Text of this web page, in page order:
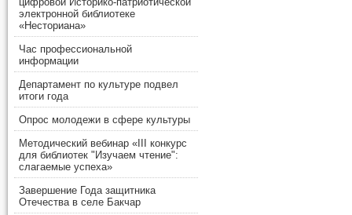
электронной библиотеке
«Несториана»
Час профессиональной
информации
Департамент по культуре подвел
итоги года
Опрос молодежи в сфере культуры
Методический вебинар «III конкурс
для библиотек "Изучаем чтение":
слагаемые успеха»
Завершение Года защитника
Отечества в селе Бакчар